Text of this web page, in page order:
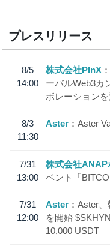
プレスリリース
8/5
14:00
株式会社PlnX
ーバルWeb3カ
ボレーション
8/3
11:30
Aster Aster
7/31
13:00
株式会社ANAP
ベント「
7/31
12:00
Aster
Aster、
を開始
10,000 USDT